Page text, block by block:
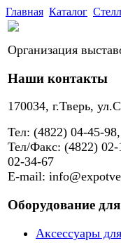
Главная Каталог
Организация
Наши контакты
170034, г.Тверь,
Тел: (4822) 04-45-
Тел/Факс: (4822)
02-34-67
E-mail:
Оборудование
Аксессуары